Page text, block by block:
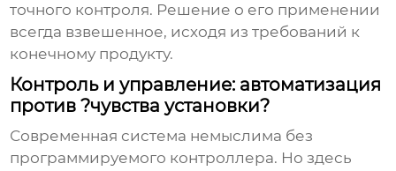
точного контроля. Решение о его применении
всегда взвешенное, исходя из требований к
конечному продукту.
Контроль и управление: автоматизация
против ?чувства установки?
Современная система немыслима без
программируемого контроллера. Но здесь